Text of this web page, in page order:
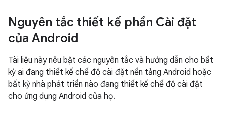
Nguyên tắc thiết kế phần Cài đặt
của Android
Tài liệu này nêu bật các nguyên tắc và hướng dẫn cho bất
kỳ ai đang thiết kế chế độ cài đặt nền tảng Android hoặc
bất kỳ nhà phát triển nào đang thiết kế chế độ cài đặt
cho ứng dụng Android của họ.